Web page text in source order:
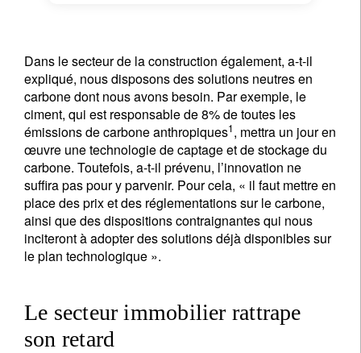
Dans le secteur de la construction également, a-t-il
expliqué, nous disposons des solutions neutres en
carbone dont nous avons besoin. Par exemple, le
ciment, qui est responsable de 8% de toutes les
émissions de carbone anthropiques1, mettra un jour en
œuvre une technologie de captage et de stockage du
carbone. Toutefois, a-t-il prévenu, l’innovation ne
suffira pas pour y parvenir. Pour cela, « il faut mettre en
place des prix et des réglementations sur le carbone,
ainsi que des dispositions contraignantes qui nous
inciteront à adopter des solutions déjà disponibles sur
le plan technologique ».
Le secteur immobilier rattrape
son retard